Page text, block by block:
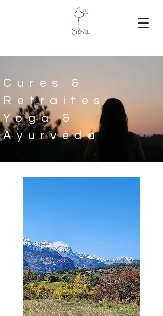
Cures &
Retraites
Yoga &
Ayurvéda